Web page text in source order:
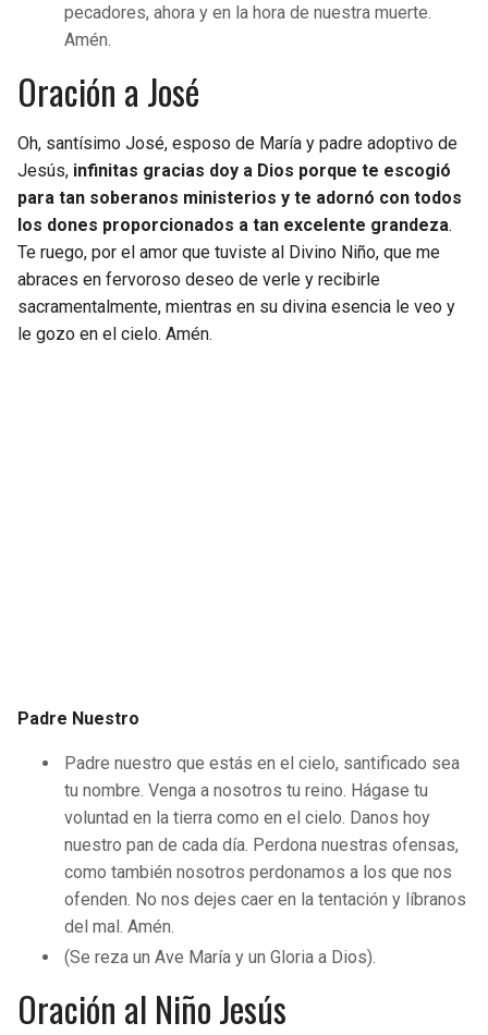
pecadores, ahora y en la hora de nuestra muerte.
Amén.
Oración a José
Oh, santísimo José, esposo de María y padre adoptivo de
Jesús, infinitas gracias doy a Dios porque te escogió
para tan soberanos ministerios y te adornó con todos
los dones proporcionados a tan excelente grandeza.
Te ruego, por el amor que tuviste al Divino Niño, que me
abraces en fervoroso deseo de verle y recibirle
sacramentalmente, mientras en su divina esencia le veo y
le gozo en el cielo. Amén.
Padre Nuestro
Padre nuestro que estás en el cielo, santificado sea
tu nombre. Venga a nosotros tu reino. Hágase tu
voluntad en la tierra como en el cielo. Danos hoy
nuestro pan de cada día. Perdona nuestras ofensas,
como también nosotros perdonamos a los que nos
ofenden. No nos dejes caer en la tentación y líbranos
del mal. Amén.
(Se reza un Ave María y un Gloria a Dios).
Oración al Niño Jesús